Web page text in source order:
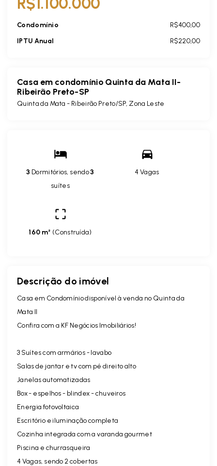
Condomínio
R$400,00
IPTU Anual
R$220,00
Casa em condomínio Quinta da Mata II-
Ribeirão Preto-SP
Quinta da Mata - Ribeirão Preto/SP, Zona Leste
3 Dormitórios, sendo3
suítes
4 Vagas
160 m² (Construída)
Descrição do imóvel
Casa em Condomínio disponível à venda no Quinta da
Mata II
Confira com a KF Negócios Imobiliários!
3 Suítes com armários - lavabo
Salas de jantar e tv com pé direito alto
Janelas automatizadas
Box - espelhos - blindex - chuveiros
Energia fotovoltaica
Escritório e iluminação completa
Cozinha integrada com a varanda gourmet
Piscina e churrasqueira
4 Vagas, sendo 2 cobertas